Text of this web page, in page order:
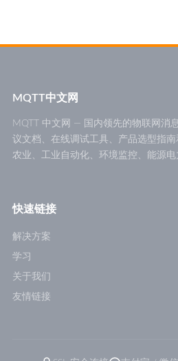
MQTT中文网
MQTT 中文网 — 国内领先的物联网消
议文档、在线调试工具、产品选型指
农业、工业自动化、环境监控、能源电
快速链接
解决方案
学习
关于我们
友情链接